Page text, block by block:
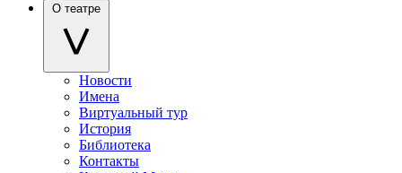
О театре
Новости
Имена
Виртуальный тур
История
Библиотека
Контакты